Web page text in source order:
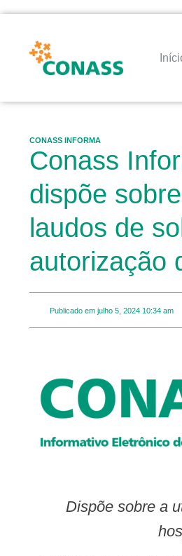
CONASS INFORMA
Conass
dispõe
laudos de
autorização
Publicado em julho 5, 2024 10:34 am
Dispõe sobre a utilização da assinatura eletrônica para a emissão de laudos de solicitação de autorização de internação